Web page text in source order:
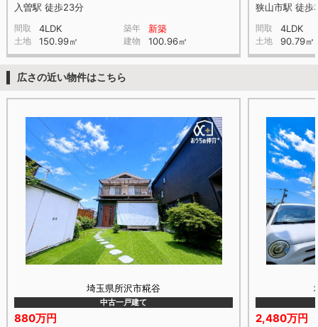
入曽駅 徒歩23分
間取 4LDK 築年 新築
土地 150.99㎡ 建物 100.96㎡
狭山市駅 徒歩
間取 4LDK
土地 90.79㎡
広さの近い物件はこちら
埼玉県所沢市糀谷
中古一戸建て
880万円 2,480万円